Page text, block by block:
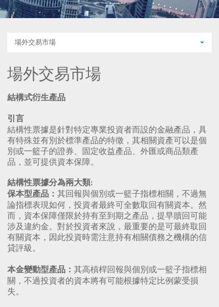
場外交易市場
場外交易市場
結構式衍生產品
引言
結構性票據是針對特定專業投資者而設的金融產品，具
有特殊並有別於標準產品的特徵，其相關資產可以是個
別或一籃子的證券、固定收益產品、外匯或商品類產
品，並可提供資本保障。
結構性票據分為兩大類:
保本型產品： 其回報與個別或一籃子指標相關，不過無
論指標表現如何，投資者最終可全數取回有關資本。然
而，資本保障僅限於持有至到期之產品，提早贖回可能
涉及違約金。對於投資者來說，最重要的是可最終取回
有關資本，因此投資時需注意持有相關債務之機構的信
貸評級。
本金變動型產品： 其高槓桿回報與個別或一籃子指標相
關，不過投資者的資本將有可能根據特定比例蒙受損
失。